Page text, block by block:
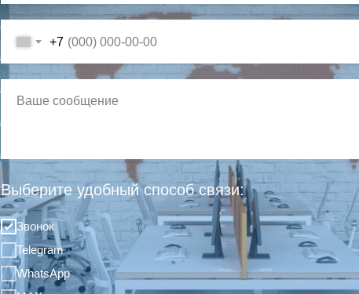
+7
Выберите удобный способ связи:
Звонок
Telegram
WhatsApp